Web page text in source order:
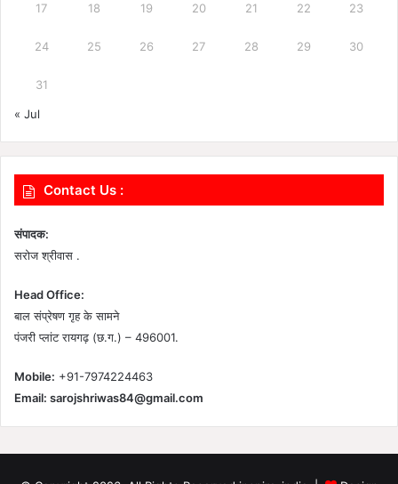
17 18 19 20 21 22 23
24 25 26 27 28 29 30
31
« Jul
Contact Us :
संपादक:
सरोज श्रीवास .
Head Office:
बाल संप्रेषण गृह के सामने
पंजरी प्लांट रायगढ़ (छ.ग.) – 496001.
Mobile: +91-7974224463
Email: sarojshriwas84@gmail.com